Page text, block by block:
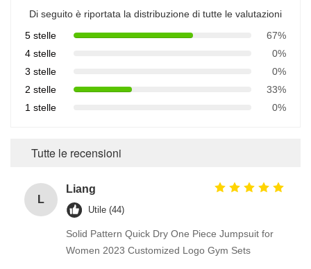
Di seguito è riportata la distribuzione di tutte le valutazioni
5 stelle
67%
4 stelle
0%
3 stelle
0%
2 stelle
33%
1 stelle
0%
Tutte le recensioni
L
Liang
Utile (44)
Solid Pattern Quick Dry One Piece Jumpsuit for
Women 2023 Customized Logo Gym Sets